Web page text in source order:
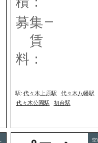
募集
賃
料：
–
駅: 代々木上原駅
代々木八幡駅
代々木公園駅
初台駅
空